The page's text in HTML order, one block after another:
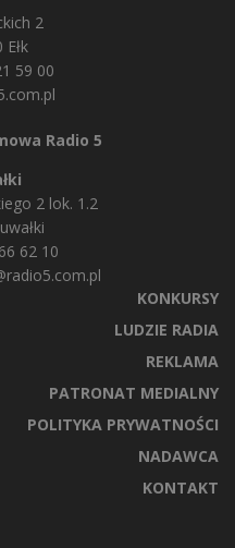
2
Ełk
59 00
Radio 5
2 lok. 1.2
62 10
KONKURSY
LUDZIE RADIA
REKLAMA
PATRONAT MEDIALNY
POLITYKA PRYWATNOŚCI
NADAWCA
KONTAKT